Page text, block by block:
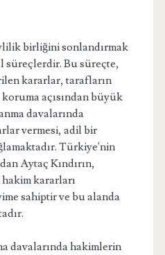
birliğini sonlandırmak
süreçlerdir. Bu süreçte,
kararlar, tarafların
koruma açısından büyük
davalarında
vermesi, adil bir
Türkiye'nin
Aytaç Kındırın,
kararları
sahiptir ve bu alanda
davalarında hakimlerin